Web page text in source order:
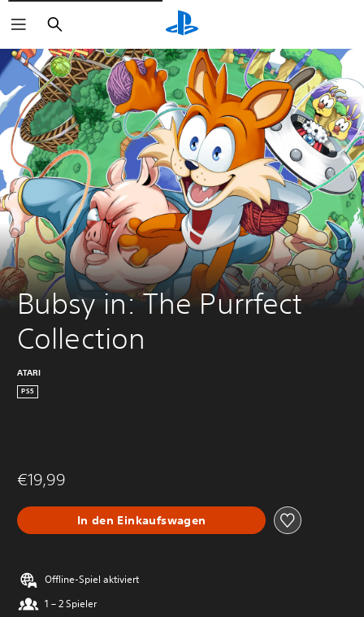
Suchen
Bubsy in: The Purrfect
Collection
ATARI
PS5
€19,99
In den Einkaufswagen
Offline-Spiel aktiviert
1 – 2 Spieler